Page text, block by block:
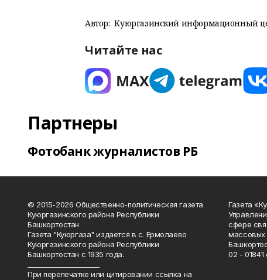
Автор: Куюргазинский информационный
Читайте нас
Партнеры
Фотобанк журналистов РБ
© 2015-2026 Общественно-политическая газета
Куюргазинского района Республики
Башкортостан
Газета "Куюргаза" издается в с. Ермолаево
Куюргазинского района Республики
Башкортостан с 1935 года.
При перепечатке или цитировании ссылка на
Газета
сфере
массовых
02 - 01841